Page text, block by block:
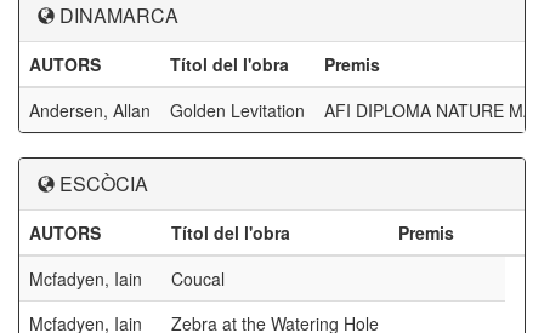
DINAMARCA
AUTORS Títol del l'obra
Premis
Andersen, Allan
Golden Levitation AFI DIPLOMA NATURE
ESCÒCIA
AUTORS Títol del l'obra
Premis
Mcfadyen, Iain
Coucal
Mcfadyen, Iain
Zebra at the Watering Hole